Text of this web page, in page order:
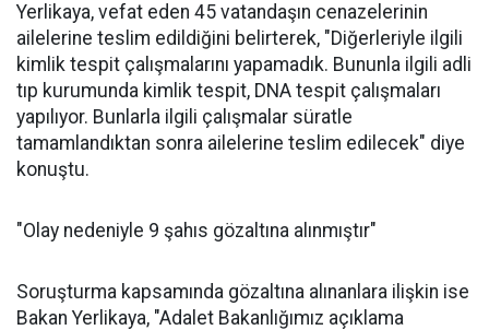
Yerlikaya, vefat eden 45 vatandaşın cenazelerinin
ailelerine teslim edildiğini belirterek, "Diğerleriyle ilgili
kimlik tespit çalışmalarını yapamadık. Bununla ilgili adli
tıp kurumunda kimlik tespit, DNA tespit çalışmaları
yapılıyor. Bunlarla ilgili çalışmalar süratle
tamamlandıktan sonra ailelerine teslim edilecek" diye
konuştu.
"Olay nedeniyle 9 şahıs gözaltına alınmıştır"
Soruşturma kapsamında gözaltına alınanlara ilişkin ise
Bakan Yerlikaya, "Adalet Bakanlığımız açıklama